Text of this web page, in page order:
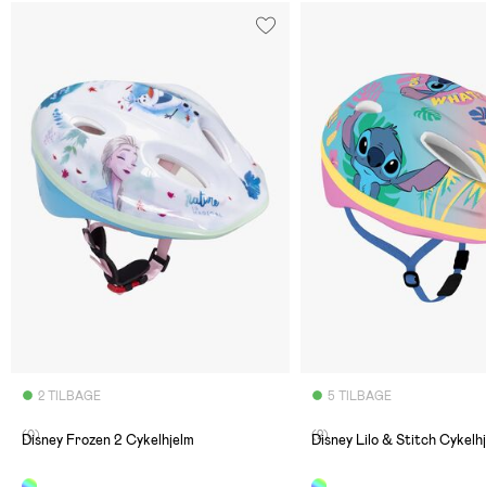
2 TILBAGE
(0)
Disney Frozen 2 Cykelhjelm
5 TILBAGE
(2)
Disney Lilo & Stitch